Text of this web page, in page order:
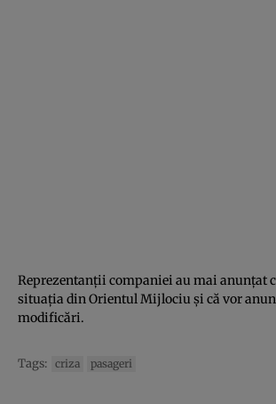
Reprezentanții companiei au mai anunțat
situația din Orientul Mijlociu și că vor
modificări.
Tags: criza pasageri